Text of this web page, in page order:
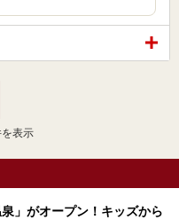
表示
泉」がオープン！キッズから